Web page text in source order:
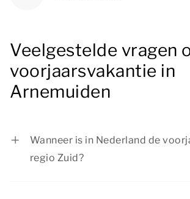
Veelgestelde vragen
voorjaarsvakantie in
Arnemuiden
Wanneer is in Nederland de
regio Zuid?